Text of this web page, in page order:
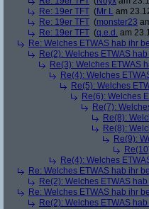
Re: 19er TFT (Mr L am
Re: 19er TFT (monster23
Re: 19er TFT (q.e.d. am
Re: Welches ETWAS hab ihr
Re(2): Welches ETWAS
Re(3): Welches ETWAS
Re(4): Welches
Re(5): Welches
Re(6): Welches
Re(7):
Re(8):
Re(8):
Re(9):
Re(4): Welches
Re: Welches ETWAS hab ihr
Re(2): Welches ETWAS
Re: Welches ETWAS hab ihr
Re(2): Welches ETWAS